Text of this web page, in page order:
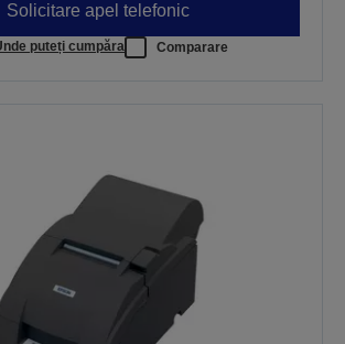
Solicitare apel telefonic
puteți cumpăra Comparare